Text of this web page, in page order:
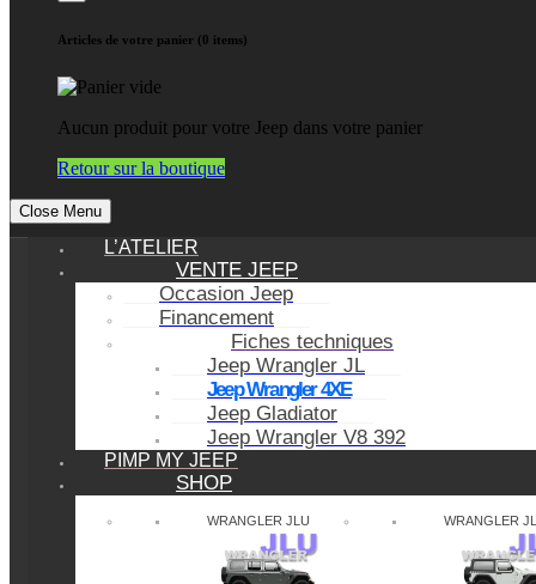
Articles de votre panier (0 items)
Aucun produit pour votre Jeep dans votre panier
Retour sur la boutique
Close Menu
L’ATELIER
VENTE JEEP
Occasion Jeep
Financement
Fiches techniques
Jeep Wrangler JL
Jeep Wrangler 4XE
Jeep Gladiator
Jeep Wrangler V8 392
PIMP MY JEEP
SHOP
WRANGLER JLU WRANGLER JL